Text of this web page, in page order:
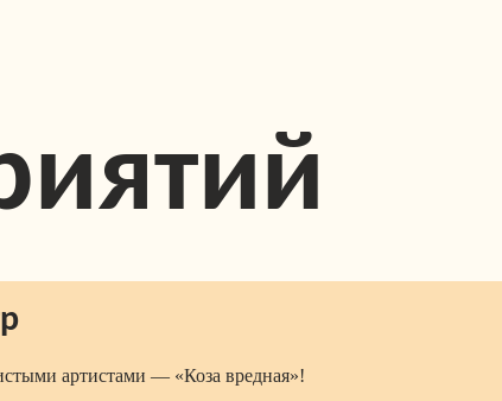
артистами — «Коза вредная»!